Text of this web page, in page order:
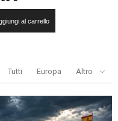
al carrello
Tutti Europa Altro